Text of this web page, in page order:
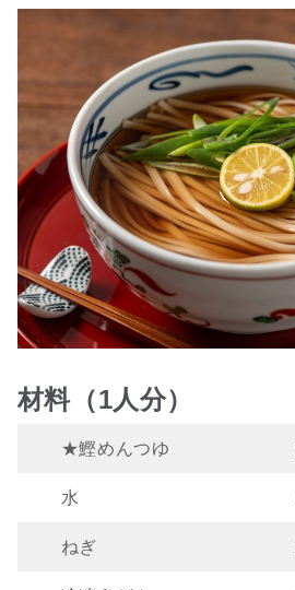
材料（1人分）
★鰹めんつゆ
水
ねぎ